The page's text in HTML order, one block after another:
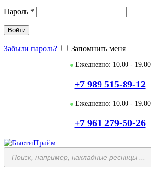
Пароль *
Войти
Забыли пароль? Запомнить меня
● Ежедневно: 10.00 - 19.00
+7 989 515-89-12
● Ежедневно: 10.00 - 19.00
+7 961 279-50-26
Поиск
товаров